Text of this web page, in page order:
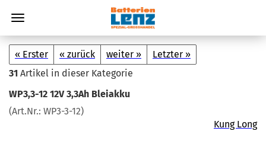
« Erster « zurück weiter »
Letzter »
31 Artikel in dieser Kategorie
WP3,3-12 12V 3,3Ah Blei­ak­ku
(Art.Nr.: WP3-​3-12)
Kung Long